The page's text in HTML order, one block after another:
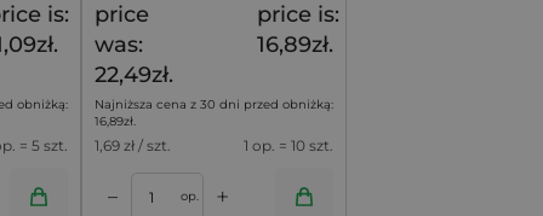
is:
obniżką:
= 5 szt.
price
was:
22,49zł.
price is:
16,89zł.
Najniższa cena z 30 dni przed obniżką:
16,89zł.
1,69 zł / szt. 1 op. = 10 szt.
– op. +